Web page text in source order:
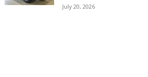
July 20, 2026